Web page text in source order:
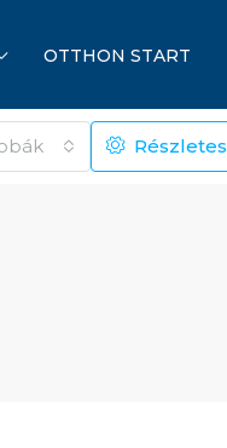
OTTHON START
Részletes